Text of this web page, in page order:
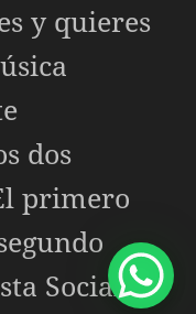
y quieres
dos
primero
Social